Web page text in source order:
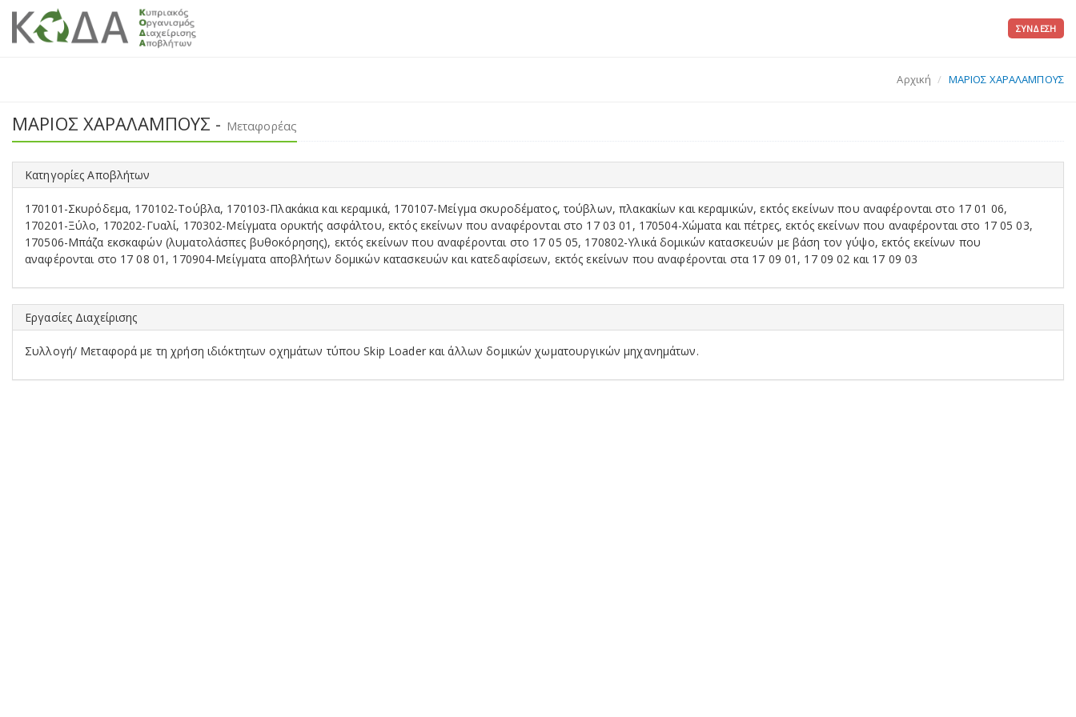
ΣΎΝΔΕΣΗ
Αρχική ΜΑΡΙΟΣ ΧΑΡΑΛΑΜΠΟΥΣ
ΜΑΡΙΟΣ ΧΑΡΑΛΑΜΠΟΥΣ - Μεταφορέας
Κατηγορίες Αποβλήτων
170101-Σκυρόδεμα, 170102-Τούβλα, 170103-Πλακάκια και κεραμικά, 170107-Μείγμα σκυροδέματος, τούβλων, πλακακίων και κεραμικών, εκτός εκείνων που αναφέρονται στο 17 01 06,
170201-Ξύλο, 170202-Γυαλί, 170302-Μείγματα ορυκτής ασφάλτου, εκτός εκείνων που αναφέρονται στο 17 03 01, 170504-Χώματα και πέτρες, εκτός εκείνων που αναφέρονται στο 17 05 03,
170506-Μπάζα εκσκαφών (λυματολάσπες βυθοκόρησης), εκτός εκείνων που αναφέρονται στο 17 05 05, 170802-Υλικά δομικών κατασκευών με βάση τον γύψο, εκτός εκείνων που
αναφέρονται στο 17 08 01, 170904-Μείγματα αποβλήτων δομικών κατασκευών και κατεδαφίσεων, εκτός εκείνων που αναφέρονται στα 17 09 01, 17 09 02 και 17 09 03
Εργασίες Διαχείρισης
Συλλογή/ Μεταφορά με τη χρήση ιδιόκτητων οχημάτων τύπου Skip Loader και άλλων δομικών χωματουργικών μηχανημάτων.